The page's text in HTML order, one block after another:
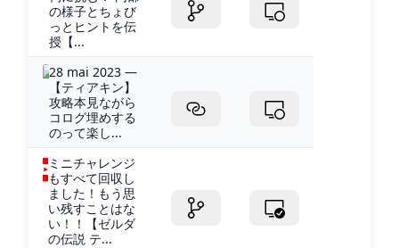
の様子とちょび
っとヒントを伝
授【...
28 mai 2023 —
【ティアキン】
攻略本見ながら
コログ埋めする
のって楽し...
ミニチャレンジ
もすべて回収し
ました！もう思
い残すことはな
い！！【ゼルダ
の伝説 テ...